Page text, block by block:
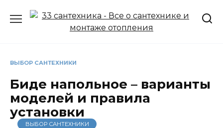
ВЫБОР САНТЕХНИКИ
Биде напольное – варианты
моделей и правила
установки
ВЫБОР САНТЕХНИКИ